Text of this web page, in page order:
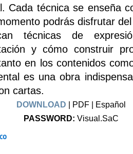
Cada técnica se enseña
podrás disfrutar
técnicas de
y cómo construir
en los contenidos
es una obra
cartas.
DOWNLOAD | PDF | Español
PASSWORD: Visual.SaC